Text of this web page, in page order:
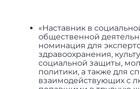
«Наставник в
общественной
номинация для
здравоохранения,
социальной защиты,
политики, а также для
взаимодействующих с